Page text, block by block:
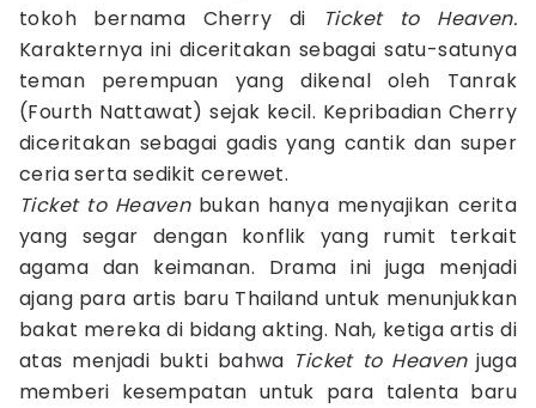
tokoh bernama Cherry di
Ticket to Heaven.
Karakternya ini diceritakan sebagai satu-satunya
teman perempuan yang dikenal oleh Tanrak
(Fourth Nattawat) sejak kecil. Kepribadian Cherry
diceritakan sebagai gadis yang cantik dan super
ceria serta sedikit cerewet.
Ticket to Heaven bukan hanya menyajikan cerita
yang segar dengan konflik yang rumit terkait
agama dan keimanan. Drama ini juga menjadi
ajang para artis baru Thailand untuk menunjukkan
bakat mereka di bidang akting. Nah, ketiga artis di
atas menjadi bukti bahwa Ticket to Heavenjuga
memberi kesempatan untuk para talenta baru